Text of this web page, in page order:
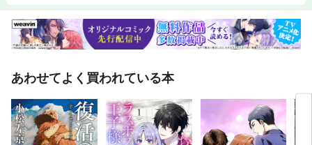
あわせてよく買われている本